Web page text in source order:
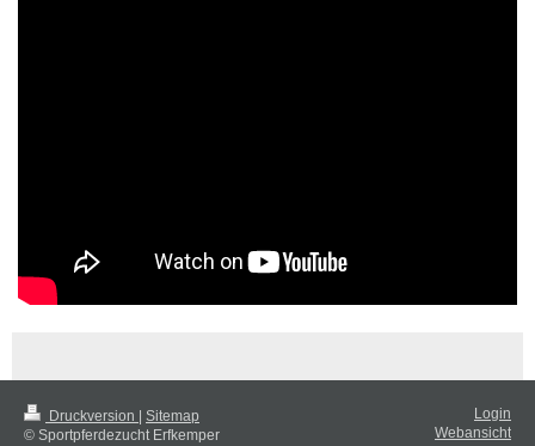
Druckversion
Sitemap
© Sportpferdezucht Erfkemper
Login
Webansicht